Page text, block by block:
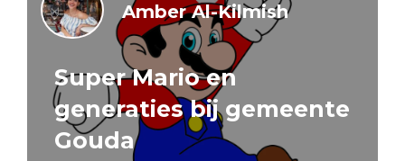
Amber Al-Kilmish
Super Mario en
generaties bij gemeente
Gouda